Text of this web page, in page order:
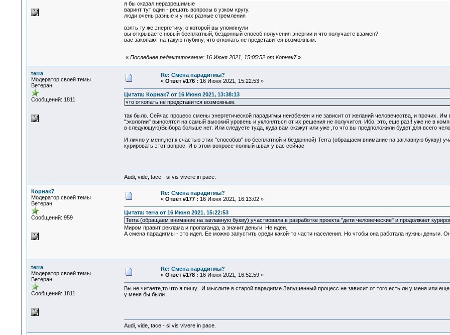
я бы сказал неразрешимые
варинт тут один - решать вопросы в узком кругу.
люди очень разные и у них разные стремления
взять ту же энергетику, о которой вы упомянули
вы открываете новый бесплатный, бездонный способ получения энергии и что получаете взамен?
вас закопают на такую глубину, что откопать не представится возможным.
« Последнее редактирование: 16 Июня 2021, 15:05:52 от Корнак7»
terra
Модератор своей темы
Ветеран
Сообщений: 1811
Re: Смена парадигмы?
« Ответ #176 : 16 Июня 2021, 15:22:53 »
Цитата: Корнак7 от 16 Июня 2021, 13:38:13
что откопать не представится возможным.
так было. Сейчас процесс смены энергетической парадигмы неизбежен и не зависит от желаний человечества, и прочих.
"экологии" выносятся на самый высокий уровень и уклоняться от их решения не получится. Ибо, это, еще раз!! уже не в
в следующую)Выбора больше нет. Или следуете туда, куда вам скажут или уже ,то что вы предположили будет для всего
И лично у меня,нет,к счастью этих "способов" по бесплатной и бездонной) Terra (обращаем внимание на заглавную букву)
курировать этот вопрос. И в этом вопросе-полный швах у вас сейчас
Audi, vide, tace - si vis vivere in pace.
Корнак7
Модератор своей темы
Ветеран
Сообщений: 959
Re: Смена парадигмы?
« Ответ #177 : 16 Июня 2021, 16:13:02 »
Цитата: terra от 16 Июня 2021, 15:22:53
Terra (обращаем внимание на заглавную букву) участвовала в разработке проекта "дети человеческие" и продолжает
Миром правит реклама и пропаганда, а значит деньги. Не идеи.
А смена парадигмы - это идея. Ее можно запустить среди какой-то части населения. Но чтобы она работала нужны деньги.
terra
Модератор своей темы
Ветеран
Сообщений: 1811
Re: Смена парадигмы?
« Ответ #178 : 16 Июня 2021, 16:52:59 »
Вы не читаете,то что я пишу. И мыслите в старой парадигме.Запущенный процесс не зависит от того,есть ли у меня или
у меня бы были
Audi, vide, tace - si vis vivere in pace.